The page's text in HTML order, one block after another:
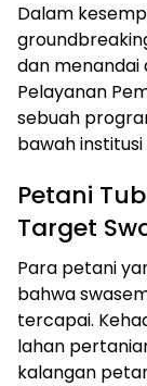
Dalam
dan menandai
Pelayanan
sebuah
bawah institusi
Petani
Target
Para petani
bahwa
tercapai.
lahan
kalangan